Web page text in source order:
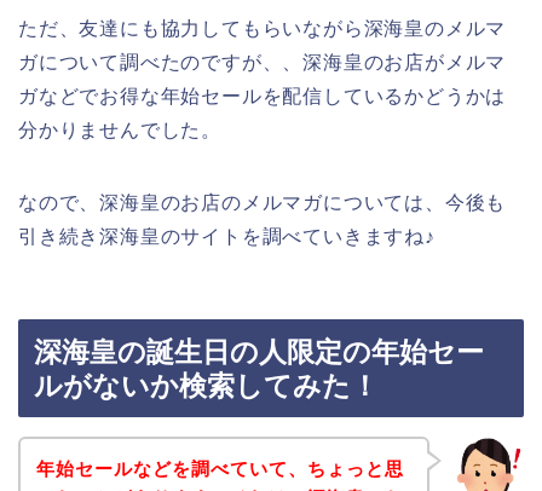
ただ、友達にも協力してもらいながら深海皇のメルマ
ガについて調べたのですが、、深海皇のお店がメルマ
ガなどでお得な年始セールを配信しているかどうかは
分かりませんでした。
なので、深海皇のお店のメルマガについては、今後も
引き続き深海皇のサイトを調べていきますね♪
深海皇の誕生日の人限定の年始セー
ルがないか検索してみた！
年始セールなどを調べていて、ちょっと思